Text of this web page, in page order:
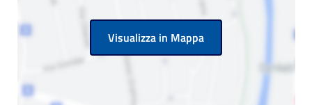
Visualizza in Mappa